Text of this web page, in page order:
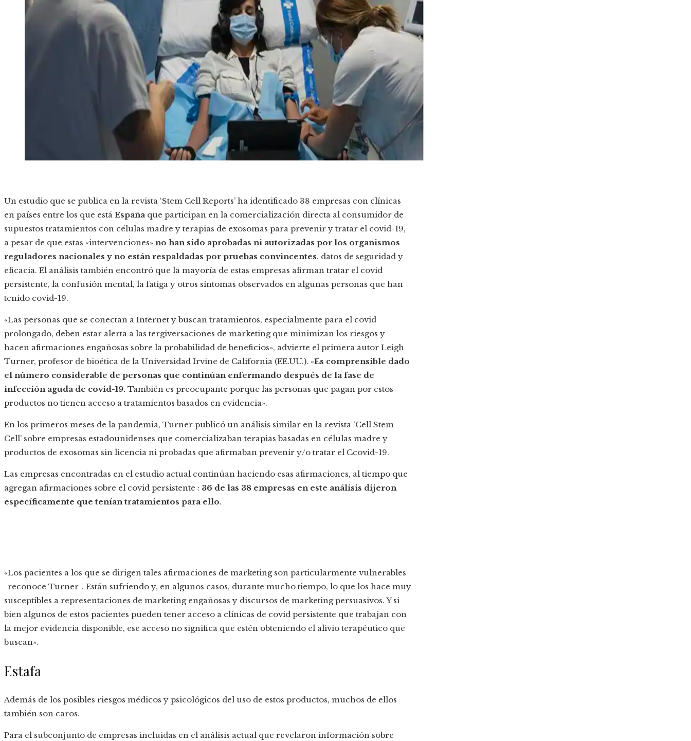
Un estudio que se publica en la revista ‘Stem Cell Reports’ ha identificado 38 empresas con clínicas
en países entre los que está España que participan en la comercialización directa al consumidor de
supuestos tratamientos con células madre y terapias de exosomas para prevenir y tratar el covid-19,
a pesar de que estas «intervenciones» no han sido aprobadas ni autorizadas por los organismos
reguladores nacionales y no están respaldadas por pruebas convincentes. datos de seguridad y
eficacia. El análisis también encontró que la mayoría de estas empresas afirman tratar el covid
persistente, la confusión mental, la fatiga y otros síntomas observados en algunas personas que han
tenido covid-19.
«Las personas que se conectan a Internet y buscan tratamientos, especialmente para el covid
prolongado, deben estar alerta a las tergiversaciones de marketing que minimizan los riesgos y
hacen afirmaciones engañosas sobre la probabilidad de beneficios», advierte el primera autor Leigh
Turner, profesor de bioética de la Universidad Irvine de California (EE.UU.). «Es comprensible dado
el número considerable de personas que continúan enfermando después de la fase de
infección aguda de covid-19. También es preocupante porque las personas que pagan por estos
productos no tienen acceso a tratamientos basados en evidencia».
En los primeros meses de la pandemia, Turner publicó un análisis similar en la revista ‘Cell Stem
Cell’ sobre empresas estadounidenses que comercializaban terapias basadas en células madre y
productos de exosomas sin licencia ni probadas que afirmaban prevenir y/o tratar el Ccovid-19.
Las empresas encontradas en el estudio actual continúan haciendo esas afirmaciones, al tiempo que
agregan afirmaciones sobre el covid persistente : 36 de las 38 empresas en este análisis dijeron
específicamente que tenían tratamientos para ello.
«Los pacientes a los que se dirigen tales afirmaciones de marketing son particularmente vulnerables
-reconoce Turner-. Están sufriendo y, en algunos casos, durante mucho tiempo, lo que los hace muy
susceptibles a representaciones de marketing engañosas y discursos de marketing persuasivos. Y si
bien algunos de estos pacientes pueden tener acceso a clínicas de covid persistente que trabajan con
la mejor evidencia disponible, ese acceso no significa que estén obteniendo el alivio terapéutico que
buscan».
Estafa
Además de los posibles riesgos médicos y psicológicos del uso de estos productos, muchos de ellos
también son caros.
Para el subconjunto de empresas incluidas en el análisis actual que revelaron información sobre